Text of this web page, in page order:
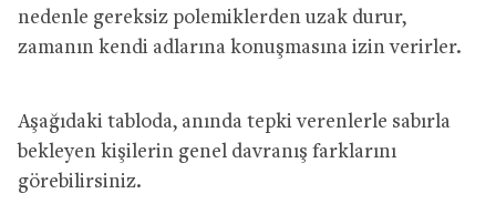
nedenle gereksiz polemiklerden uzak durur,
zamanın kendi adlarına konuşmasına izin verirler.
Aşağıdaki tabloda, anında tepki verenlerle sabırla
bekleyen kişilerin genel davranış farklarını
görebilirsiniz.